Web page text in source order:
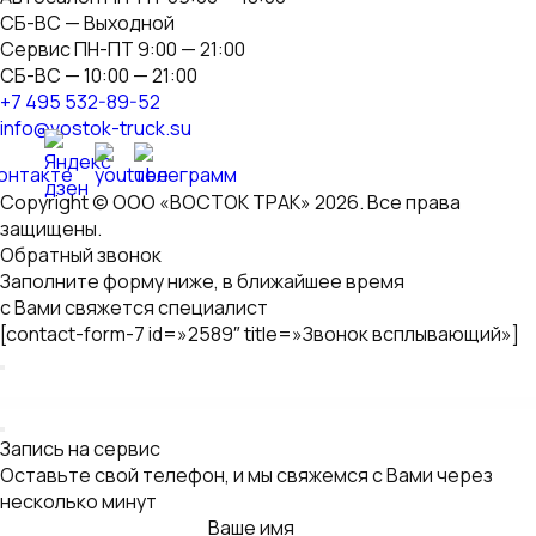
Нажимая на кнопку "Отправить", вы
обработку персональных данных
Иванов
Михаил
Технический директор
«Восток Трак»
Заявка на консультацию
Оставьте свой телефон, и мы свяжемся с Вами через
несколько минут
Нажимая на кнопку "Отправить", вы
обработку персональных данных